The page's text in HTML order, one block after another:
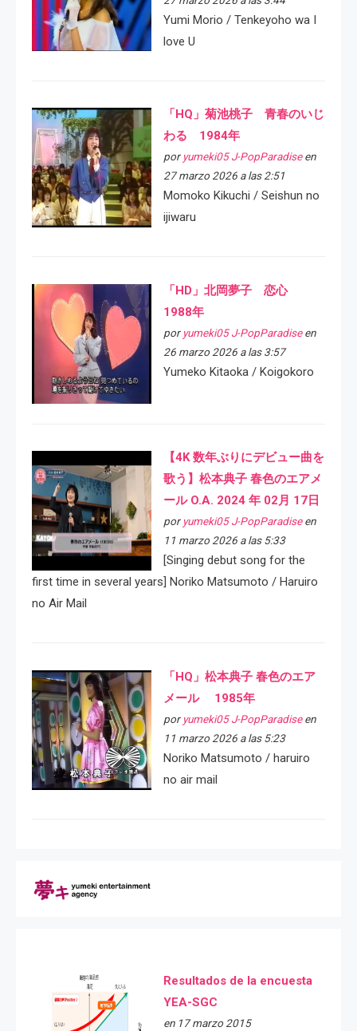
Yumi Morio / Tenkeyoho wa I
love U
「HQ」菊池桃子 青春のいじ
わる 1984年
por yumeki05 J-PopParadiseen
27 marzo 2026 a las 2:51
Momoko Kikuchi / Seishun no
ijiwaru
「HD」北岡夢子 恋心
1988年
por yumeki05 J-PopParadiseen
26 marzo 2026 a las 3:57
Yumeko Kitaoka / Koigokoro
【4K 数年ぶりにデビュー曲を
歌う】松本典子 春色のエアメ
ール O.A. 2024 年 02月 17日
por yumeki05 J-PopParadiseen
11 marzo 2026 a las 5:33
[Singing debut song for the
first time in several years] Noriko Matsumoto / Haruiro
no Air Mail
「HQ」松本典子 春色のエア
メール 1985年
por yumeki05 J-PopParadiseen
11 marzo 2026 a las 5:23
Noriko Matsumoto / haruiro
no air mail
Resultados de la encuesta
YEA-SGC
en 17 marzo 2015